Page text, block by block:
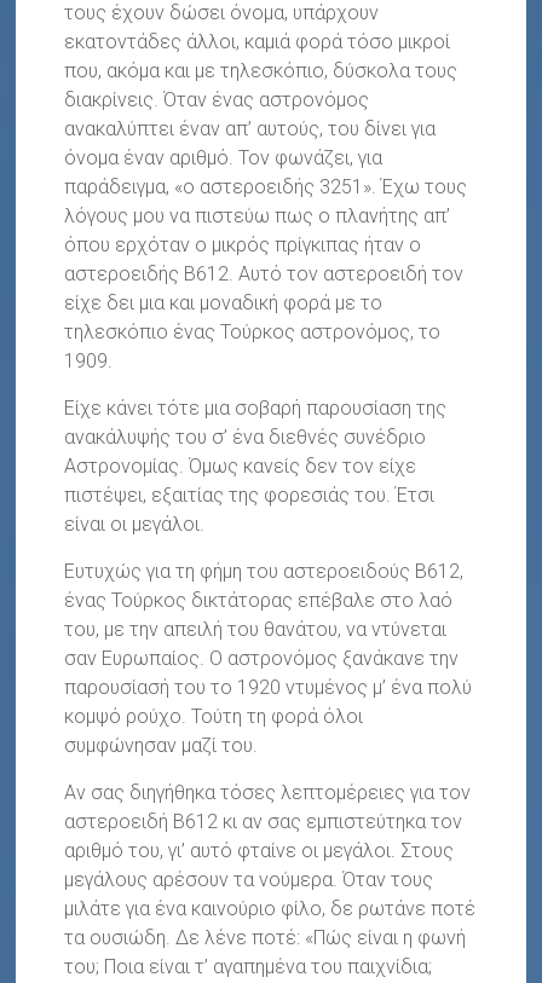
τους έχουν δώσει όνομα, υπάρχουν
εκατοντάδες άλλοι, καμιά φορά τόσο μικροί
που, ακόμα και με τηλεσκόπιο, δύσκολα τους
διακρίνεις. Όταν ένας αστρονόμος
ανακαλύπτει έναν απ’ αυτούς, του δίνει για
όνομα έναν αριθμό. Τον φωνάζει, για
παράδειγμα, «ο αστεροειδής 3251». Έχω τους
λόγους μου να πιστεύω πως ο πλανήτης απ’
όπου ερχόταν ο μικρός πρίγκιπας ήταν ο
αστεροειδής Β612. Αυτό τον αστεροειδή τον
είχε δει μια και μοναδική φορά με το
τηλεσκόπιο ένας Τούρκος αστρονόμος, το
1909.
Είχε κάνει τότε μια σοβαρή παρουσίαση της
ανακάλυψής του σ’ ένα διεθνές συνέδριο
Αστρονομίας. Όμως κανείς δεν τον είχε
πιστέψει, εξαιτίας της φορεσιάς του. Έτσι
είναι οι μεγάλοι.
Ευτυχώς για τη φήμη του αστεροειδούς Β612,
ένας Τούρκος δικτάτορας επέβαλε στο λαό
του, με την απειλή του θανάτου, να ντύνεται
σαν Ευρωπαίος. Ο αστρονόμος ξανάκανε την
παρουσίασή του το 1920 ντυμένος μ’ ένα πολύ
κομψό ρούχο. Τούτη τη φορά όλοι
συμφώνησαν μαζί του.
Αν σας διηγήθηκα τόσες λεπτομέρειες για τον
αστεροειδή Β612 κι αν σας εμπιστεύτηκα τον
αριθμό του, γι’ αυτό φταίνε οι μεγάλοι. Στους
μεγάλους αρέσουν τα νούμερα. Όταν τους
μιλάτε για ένα καινούριο φίλο, δε ρωτάνε ποτέ
τα ουσιώδη. Δε λένε ποτέ: «Πώς είναι η φωνή
του; Ποια είναι τ’ αγαπημένα του παιχνίδια;